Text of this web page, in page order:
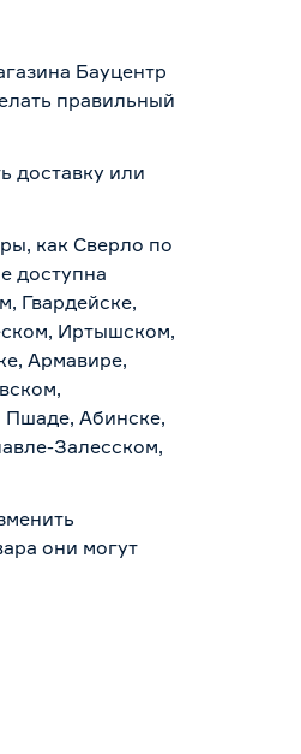
Бауцентр
правильный
доставку или
как Сверло по
доступна
Гвардейске,
Иртышском,
Армавире,
Пшаде, Абинске,
Залесском,
они могут